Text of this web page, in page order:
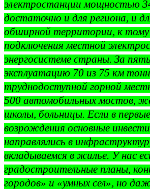
электростанции мощностью
достаточно и для региона, и
обширной территории, к
подключения местной
энергосистеме страны. За
эксплуатацию 70 из 75 км
труднодоступной горной
500 автомобильных мостов,
школы, больницы. Если в
возрождения основные
направлялись в
вкладываемся в жилье. У нас
градостроительные планы,
городов» и «умных сел», но